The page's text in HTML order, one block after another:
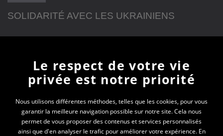
SOLIDARITÉ AVEC LES UKRAINIENS
Newsletter
En vous inscrivant à la newsletter, vous recevrez
toutes les actualités des PEP 74
Votre e-mail*
Le respect de votre vie
privée est notre priorité
Nous utilisons différentes méthodes, telles que les cookies, pour vous
garantir la meilleure navigation possible sur notre site. Cela nous
permet de vous proposer des contenus et services personnalisés
ainsi que d'en analyser le trafic pour améliorer votre expérience. En